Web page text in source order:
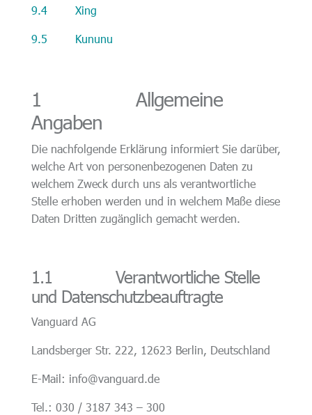
9.4 Xing
9.5 Kununu
1 Allgemeine
Angaben
Die nachfolgende Erklärung informiert Sie darüber,
welche Art von personenbezogenen Daten zu
welchem Zweck durch uns als verantwortliche
Stelle erhoben werden und in welchem Maße diese
Daten Dritten zugänglich gemacht werden.
1.1 Verantwortliche Stelle
und Datenschutzbeauftragte
Vanguard AG
Landsberger Str. 222, 12623 Berlin, Deutschland
E-Mail: info@vanguard.de
Tel.: 030 / 3187 343 – 300